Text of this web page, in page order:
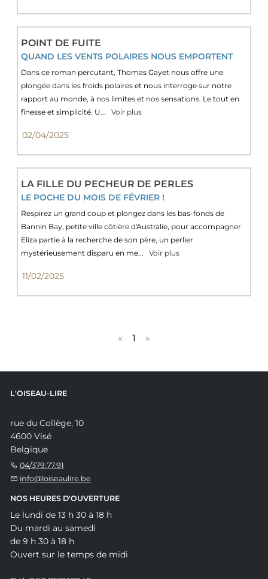
POINT DE FUITE
QUAND LES VENTS POLAIRES NOUS EMPORTENT
Dans ce roman percutant, Thomas Gayet nous offre une
plongée dans les froids polaires et nous interroge sur notre
rapport au monde, à nos limites et nos sensations. Le tout en
finesse et simplicité. U...
Voir plus
02/04/2025
LA FILLE DU PECHEUR DE PERLES
LE POCHE DU MOIS DE FÉVRIER !
Respirez un grand coup et plongez dans les bas-fonds de
Bannin Bay, petite ville côtière d'Australie, pour accompagner
Eliza partie à la recherche de son père, un perlier
mystérieusement disparu en me...
Voir plus
11/02/2025
« 1 »
L'OISEAU-LIRE
rue du Collège, 10
4600 Visé
Belgique
04/379.77.91
info@loiseaulire.be
NOS HEURES D'OUVERTURE
Le lundi de 13 h 30 à 18 h
Du mardi au samedi
de 9 h 30 à 18 h
Ouvert sur le temps de midi